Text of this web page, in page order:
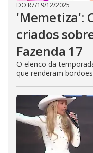
DO R7/19/12/2025
'Memetiza':
criados
Fazenda 17
O elenco da
que renderam